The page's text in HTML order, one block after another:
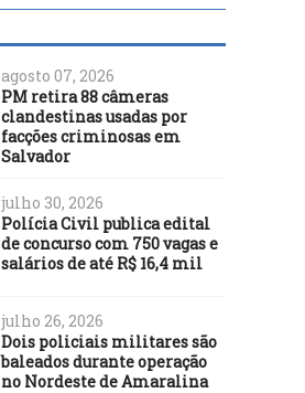
agosto 07, 2026
PM retira 88 câmeras
clandestinas usadas por
facções criminosas em
Salvador
julho 30, 2026
Polícia Civil publica edital
de concurso com 750 vagas e
salários de até R$ 16,4 mil
julho 26, 2026
Dois policiais militares são
baleados durante operação
no Nordeste de Amaralina